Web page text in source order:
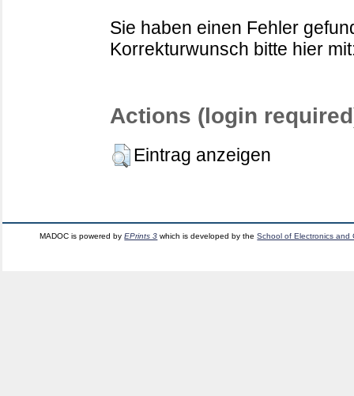
Sie haben einen Fehler
Korrekturwunsch bitte hier
Actions (login
Eintrag anzeigen
MADOC is powered byEPrints 3 which is developed by theSchool of Electronics and